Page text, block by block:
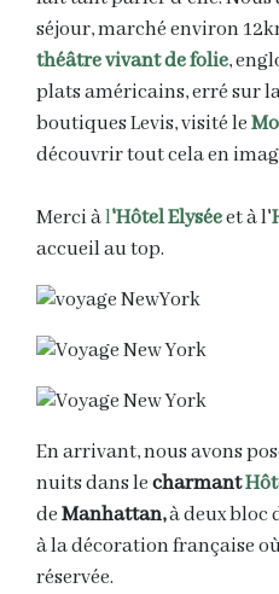
séjour, marché environ
théâtre vivant de folie,
plats américains, erré sur
boutiques Levis, visité le
découvrir tout cela en
Merci àl'Hôtel Elyséeet à l'
accueil au top.
En arrivant, nous avons
nuits dans lecharmant
deManhattan,à deux bloc
à la décoration française
réservée.